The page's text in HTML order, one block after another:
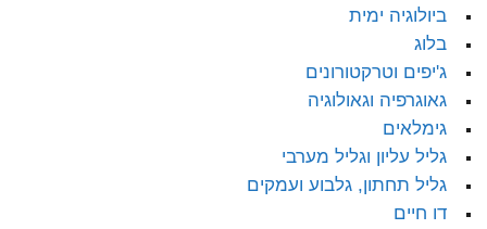
ביולוגיה ימית
בלוג
ג'יפים וטרקטורונים
גאוגרפיה וגאולוגיה
גימלאים
גליל עליון וגליל מערבי
גליל תחתון, גלבוע ועמקים
דו חיים